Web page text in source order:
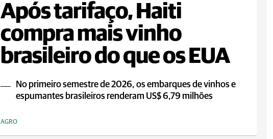
Após tarifaço, Haiti
compra mais vinho
brasileiro do que os EUA
No primeiro semestre de 2026, os embarques de vinhos e
espumantes brasileiros renderam US$ 6,79 milhões
AGRO